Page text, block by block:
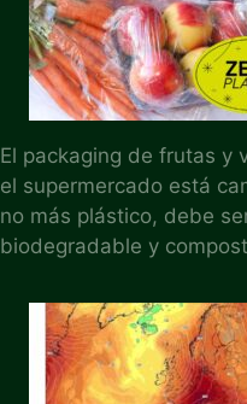
El packaging de frutas y
el supermercado está
no más plástico, debe
biodegradable y